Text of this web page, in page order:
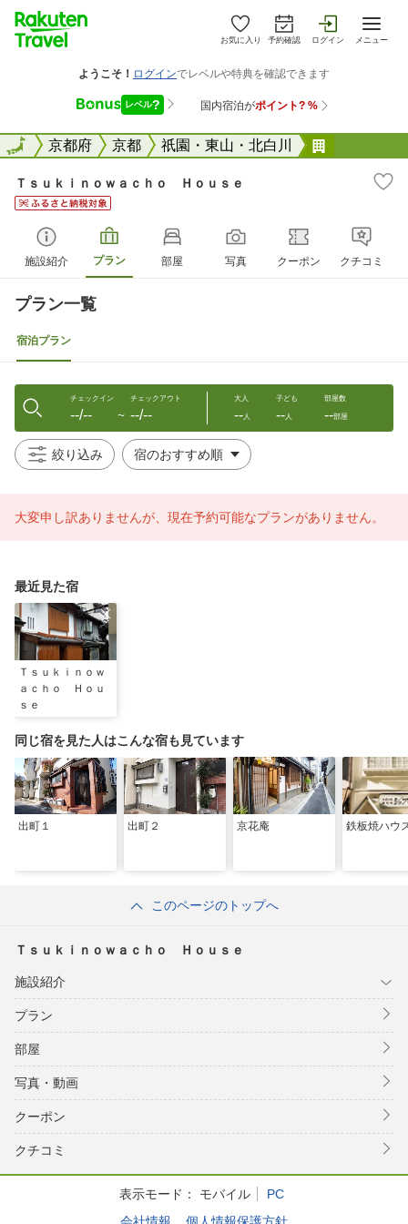
お気に入り 予約確認 ログイン メニュー
全国京都府 京都 祇園・東山・北白川
全国
Ｔｓｕｋｉｎｏｗａｃｈｏ Ｈｏｕｓｅ
施設紹介 プラン 部屋 写真 クーポン クチコミ
プラン一覧
宿泊プラン
チェックイン
--/-- 〜
チェックアウト
--/--
大人
--人
子ども
--人
部屋数
--部屋
絞り込み
大変申し訳ありませんが、現在予約可能なプランがありません。
最近見た宿
Ｔｓｕｋｉｎｏｗ
ａｃｈｏ Ｈｏｕ
ｓｅ
同じ宿を見た人はこんな宿も見ています
出町１ 出町２ 京花庵 鉄板焼ハウ
このページのトップへ
Ｔｓｕｋｉｎｏｗａｃｈｏ Ｈｏｕｓｅ
施設紹介
プラン
部屋
写真・動画
クーポン
クチコミ
表示モード： モバイル
PC